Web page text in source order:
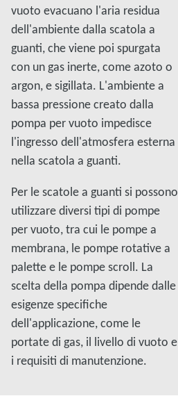
vuoto evacuano l'aria residua
dell'ambiente dalla scatola a
guanti, che viene poi spurgata
con un gas inerte, come azoto o
argon, e sigillata. L'ambiente a
bassa pressione creato dalla
pompa per vuoto impedisce
l'ingresso dell'atmosfera esterna
nella scatola a guanti.
Per le scatole a guanti si possono
utilizzare diversi tipi di pompe
per vuoto, tra cui le pompe a
membrana, le pompe rotative a
palette e le pompe scroll. La
scelta della pompa dipende dalle
esigenze specifiche
dell'applicazione, come le
portate di gas, il livello di vuoto e
i requisiti di manutenzione.